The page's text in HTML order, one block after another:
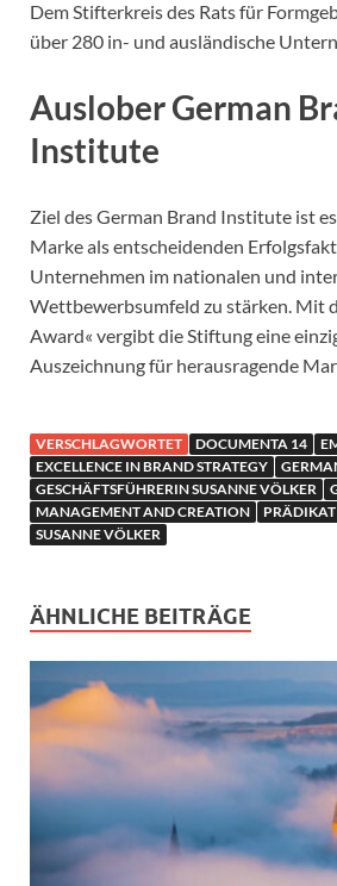
Dem Stifterkreis des Rats für
über 280 in- und ausländische
Auslober German
Institute
Ziel des German Brand Institute ist
Marke als entscheidenden
Unternehmen im nationalen und
Wettbewerbsumfeld zu stärken. Mit
Award« vergibt die Stiftung eine
Auszeichnung für herausragende
VERSCHLAGWORTET DOCUMENTA 14
EXCELLENCE IN BRAND STRATEGY
GESCHÄFTSFÜHRERIN SUSANNE VÖLKER
MANAGEMENT AND CREATION
SUSANNE VÖLKER
ÄHNLICHE BEITRÄGE